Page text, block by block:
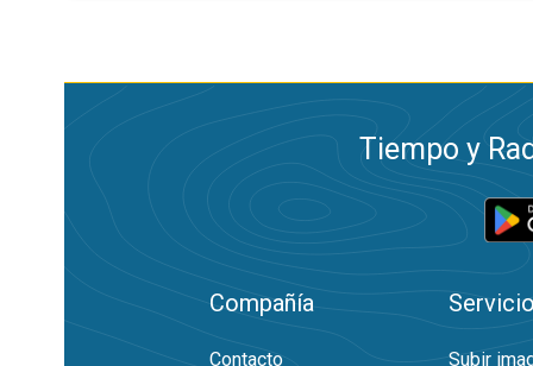
Tiempo y
Compañía
Contacto Subir